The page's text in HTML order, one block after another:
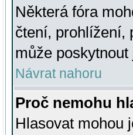
Některá fóra
čtení, prohlížení,
může
Návrat nahoru
Proč nemohu
Hlasovat mohou